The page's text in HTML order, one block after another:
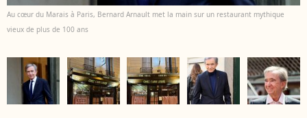
Au cœur du Marais à Paris, Bernard Arnault met la main sur un restaurant mythique
vieux de plus de 100 ans